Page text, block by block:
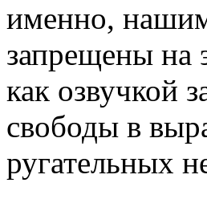
именно, нашим
запрещены на
как озвучкой
свободы в
ругательных